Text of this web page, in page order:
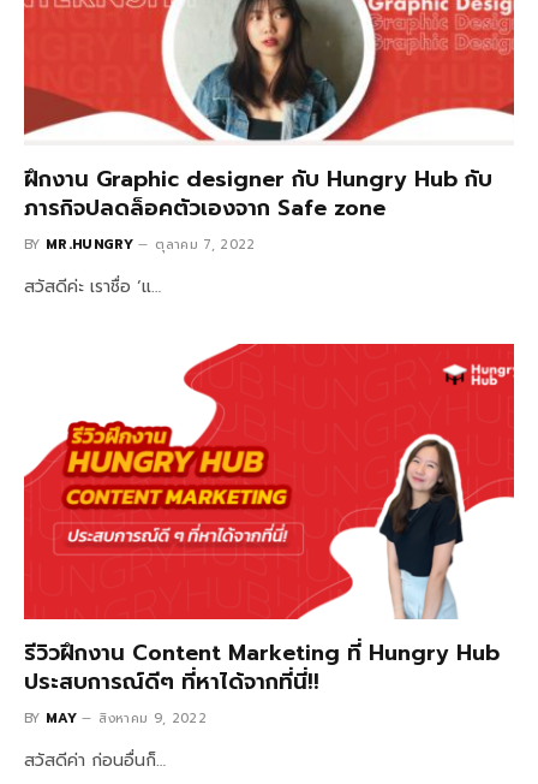
ฝึกงาน Graphic designer กับ Hungry Hub กับ
ภารกิจปลดล็อคตัวเองจาก Safe zone
BY MR.HUNGRY ตุลาคม 7, 2022
สวัสดีค่ะ เราชื่อ ‘แ…
รีวิวฝึกงาน Content Marketing ที่ Hungry Hub
ประสบการณ์ดีๆ ที่หาได้จากที่นี่!!
BY MAY สิงหาคม 9, 2022
สวัสดีค่า ก่อนอื่นก็…